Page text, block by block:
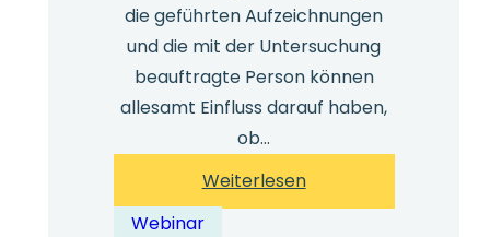
die geführten Aufzeichnungen
und die mit der Untersuchung
beauftragte Person können
allesamt Einfluss darauf haben,
ob…
Weiterlesen:
Ermittlungen
Webinar